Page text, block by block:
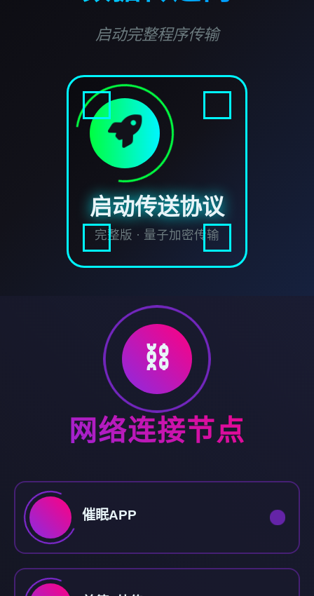
启动完整程序传输
启动传送协议
完整版 · 量子加密传输
⛓️
网络连接节点
催眠APP